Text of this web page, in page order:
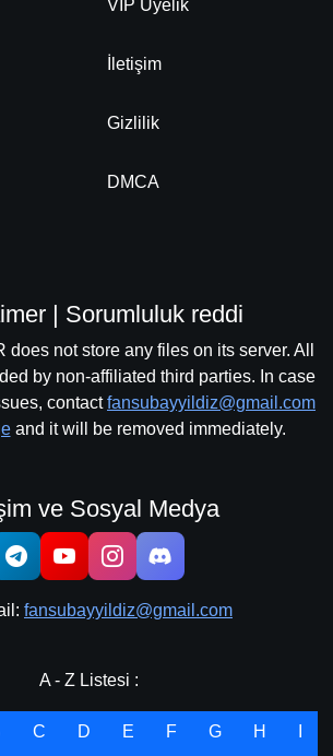
VIP Üyelik
İletişim
Gizlilik
DMCA
| Sorumluluk reddi
not store any files on its server. All
by non-affiliated third parties. In case
contactfansubayyildiz@gmail.com
and it will be removed immediately.
ve Sosyal Medya
fansubayyildiz@gmail.com
A - Z Listesi :
C D E F G H